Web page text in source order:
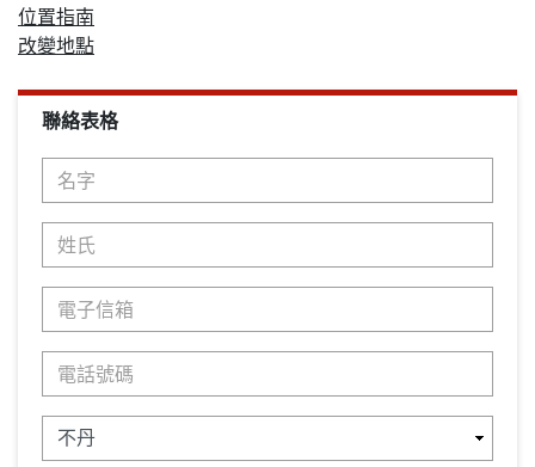
位置指南
改變地點
聯絡表格